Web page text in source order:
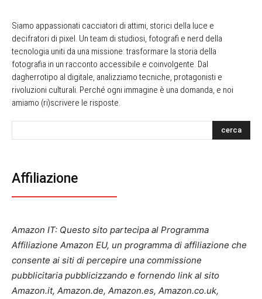
Siamo appassionati cacciatori di attimi, storici della luce e
decifratori di pixel. Un team di studiosi, fotografi e nerd della
tecnologia uniti da una missione: trasformare la storia della
fotografia in un racconto accessibile e coinvolgente. Dal
dagherrotipo al digitale, analizziamo tecniche, protagonisti e
rivoluzioni culturali. Perché ogni immagine è una domanda, e noi
amiamo (ri)scrivere le risposte.
cerca
Affiliazione
Amazon IT: Questo sito partecipa al Programma
Affiliazione Amazon EU, un programma di affiliazione che
consente ai siti di percepire una commissione
pubblicitaria pubblicizzando e fornendo link al sito
Amazon.it, Amazon.de, Amazon.es, Amazon.co.uk,